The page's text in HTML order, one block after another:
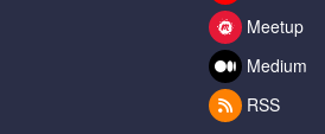
Meetup
Medium
RSS